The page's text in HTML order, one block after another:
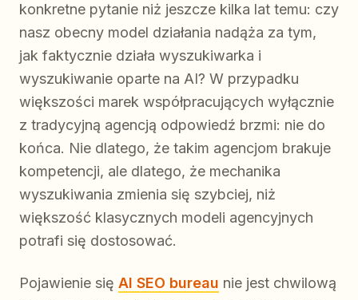
konkretne pytanie niż jeszcze kilka lat temu: czy
nasz obecny model działania nadąża za tym,
jak faktycznie działa wyszukiwarka i
wyszukiwanie oparte na AI? W przypadku
większości marek współpracujących wyłącznie
z tradycyjną agencją odpowiedź brzmi: nie do
końca. Nie dlatego, że takim agencjom brakuje
kompetencji, ale dlatego, że mechanika
wyszukiwania zmienia się szybciej, niż
większość klasycznych modeli agencyjnych
potrafi się dostosować.
Pojawienie się AI SEO bureau nie jest chwilową